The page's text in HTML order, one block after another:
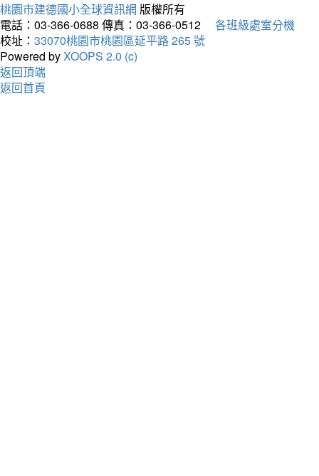
桃園市建德國小全球資訊網 版權所有
電話：03-366-0688 傳真：03-366-0512
各班級處室分機
校址： 33070桃園市桃園區延平路 265 號
Powered byXOOPS 2.0 (c)
返回頂端
返回首頁